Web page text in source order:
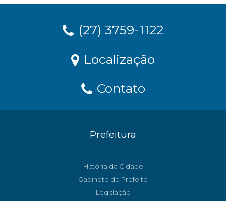
(27) 3759-1122
Localização
Contato
Prefeitura
História da Cidade
Gabinete do Prefeito
Legislação